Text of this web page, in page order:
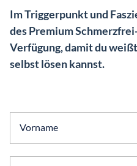
Im Triggerpunkt und
des Premium
Verfügung, damit du
selbst lösen kannst.